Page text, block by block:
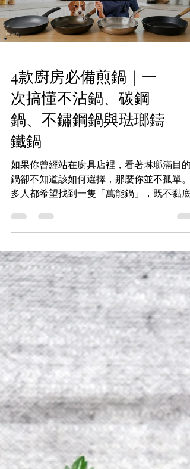
加入少量白醋後煮沸，放入雞蛋計時約六分
鐘，立即浸入冰水中冷卻。剝殼後可浸泡在
式醬油、味醂與清酒調製的醬汁中入味，成
足夠白醋及水，煮至滾起。 2. 放入雞蛋，以
中小火煮 6 分鐘。 3. 雞蛋立即放入冰水中浸
至完全冷卻，再剝殼備用。 4. 將日式醬油、
味醂、水及清酒煮滾，放涼成醬汁。 5. 將剝
殼雞蛋浸入醬汁，冷藏浸泡12 至 24 小時即
可。 摺蛋Folded Eggs：簡單易學的螺旋造型
Folded Eggs 源自澳洲早午餐文化，外觀呈螺
旋狀，口感介於半熟與全熟之間。將蛋液加
少許忌廉與鹽拌勻，於預熱的
Load video
4款廚房必備煎鍋｜一
次搞懂不沾鍋、碳鋼
鍋、不鏽鋼鍋與琺瑯鑄
鐵鍋
如果你曾經站在廚具店裡，看著琳瑯滿目的
多人都希望找到一隻「萬能鍋」，既不黏底
容易清洗、耐高溫、健康安全，而且可以使
一輩子。然而現實是，每種鍋具都有自己的
項和限制。真正實用的廚房，往往不是只有
隻鍋，而是透過不同鍋具互相配合，應付不
烹調需求。在我的廚房裡，幾乎每天都會用
四種鍋具：不沾鍋、碳鋼鍋、不鏽鋼鍋，以
琺瑯鑄鐵鍋。它們各自負責不同工作，加起
幾乎可以應付所有日常料理和進階烹飪需求
不沾鍋：最容易上手的入門煎鍋 如果要推薦
新手第一隻鍋，不沾鍋幾乎是毫無懸念的答
案。無論是煎蛋、煎魚、炒菜還是煎鬆餅，
沾鍋都能以極少的油量完成烹調，而且清潔
常方便。對於剛開始學做菜的人來說，不沾
能大幅降低失敗率，讓烹飪過程變得輕鬆愉
快。 現時市面上的不沾鍋主要可分為傳統
PTFE（Teflon）塗層，以及近年流行的陶瓷
塗層。部分品牌更會結合不鏽鋼與塗層技術